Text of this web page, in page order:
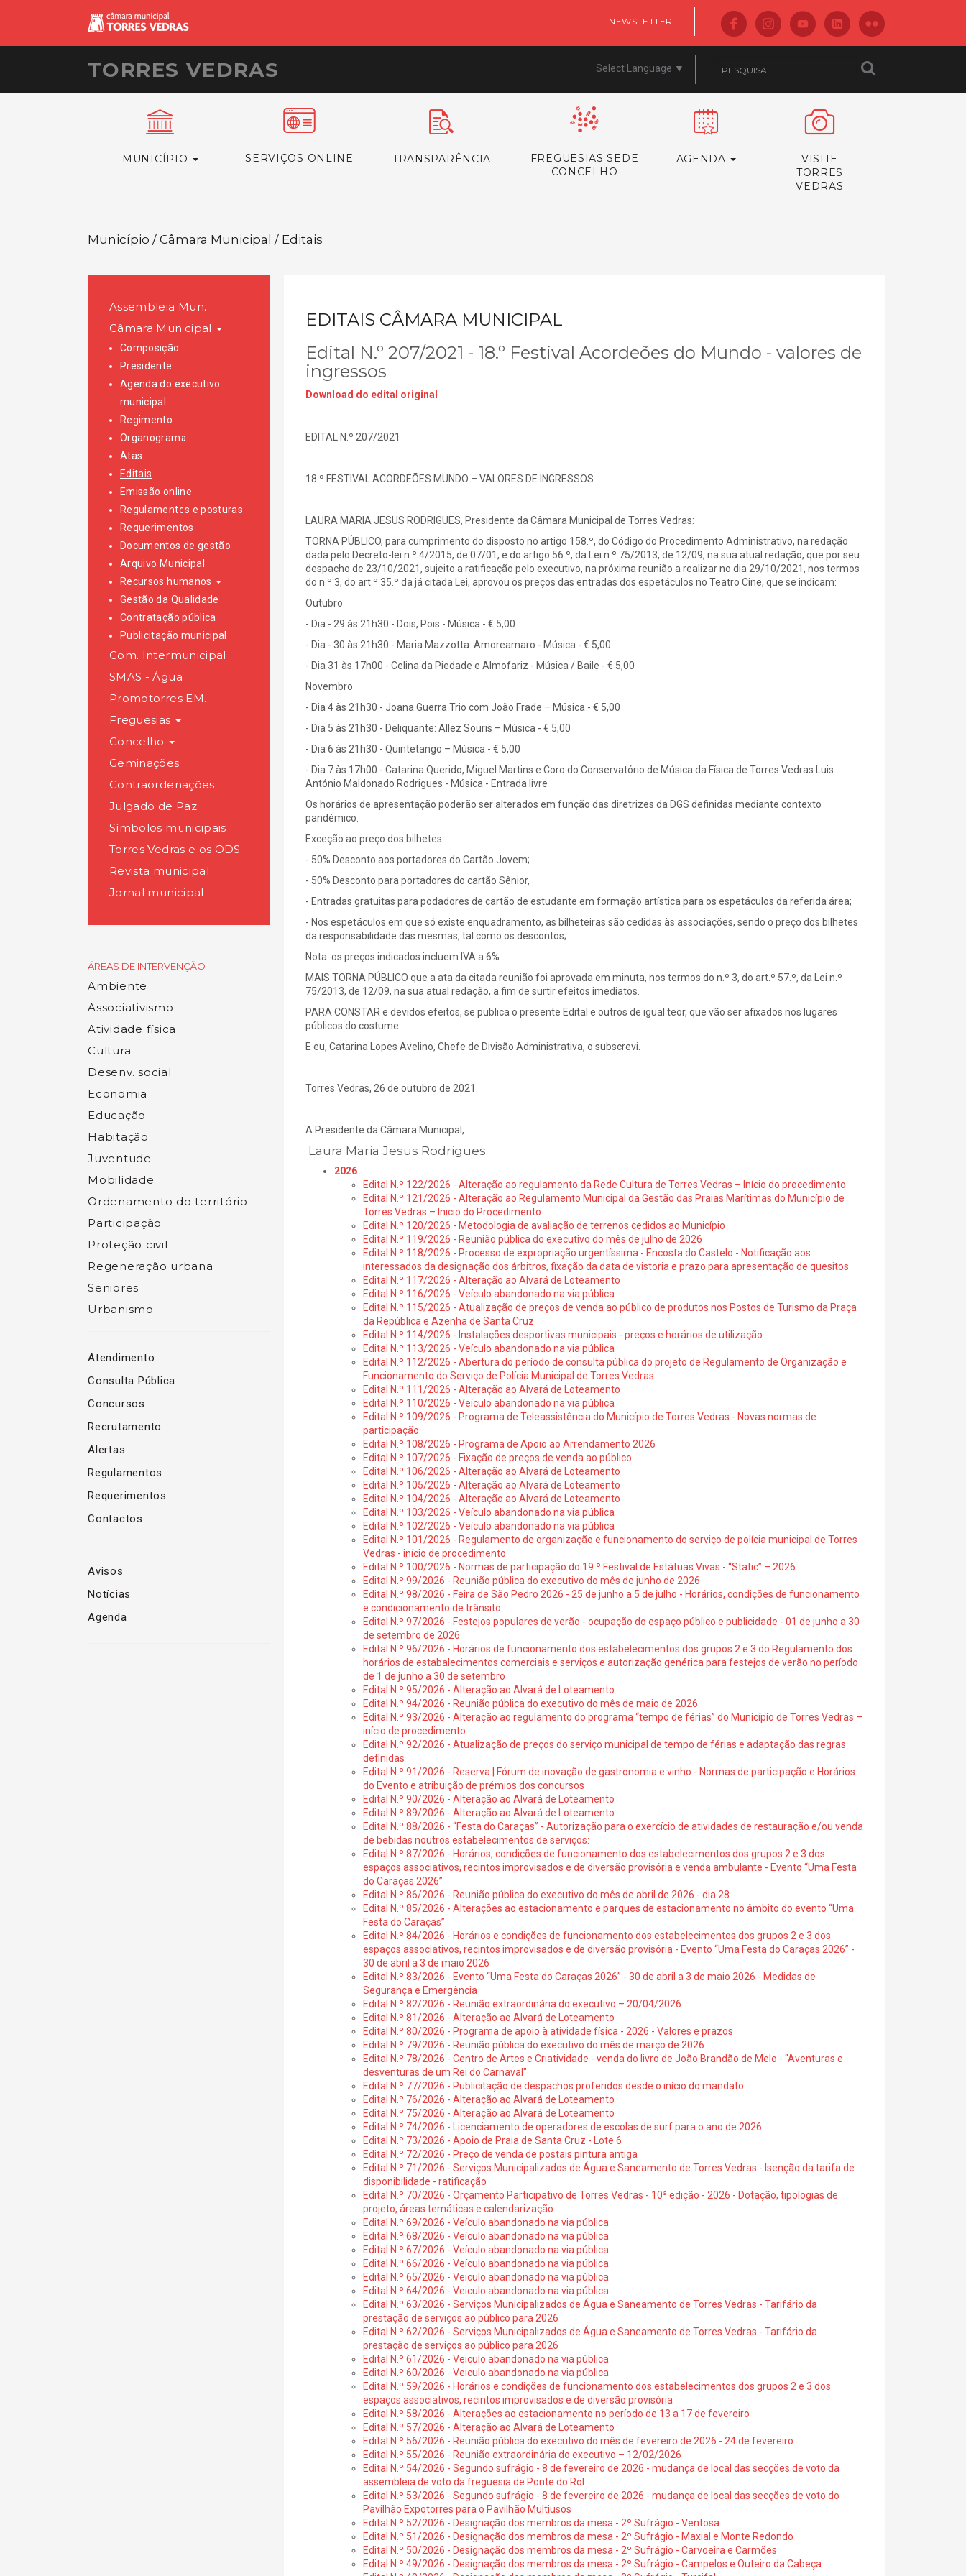
NEWSLETTER
TORRES VEDRAS Select Language ▼
MUNICÍPIO SERVIÇOS ONLINE TRANSPARÊNCIA
FREGUESIAS SEDE
CONCELHO
AGENDA
VISITE
TORRES
VEDRAS
Município / Câmara Municipal / Editais
Assembleia Mun.
Câmara Municipal
Composição
Presidente
Agenda do executivo
municipal
Regimento
Organograma
Atas
Editais
Emissão online
Regulamentos e posturas
Requerimentos
Documentos de gestão
Arquivo Municipal
Recursos humanos
Gestão da Qualidade
Contratação pública
Publicitação municipal
Com. Intermunicipal
SMAS - Água
Promotorres EM.
Freguesias
Concelho
Geminações
Contraordenações
Julgado de Paz
Símbolos municipais
Torres Vedras e os ODS
Revista municipal
Jornal municipal
ÁREAS DE INTERVENÇÃO
Ambiente
Associativismo
Atividade física
Cultura
Desenv. social
Economia
Educação
Habitação
Juventude
Mobilidade
Ordenamento do território
Participação
Proteção civil
Regeneração urbana
Seniores
Urbanismo
Atendimento
Consulta Pública
Concursos
Recrutamento
Alertas
Regulamentos
Requerimentos
Contactos
Avisos
Notícias
Agenda
EDITAIS CÂMARA MUNICIPAL
Edital N.º 207/2021 - 18.º Festival Acordeões do Mundo - valores de
ingressos
Download do edital original
EDITAL N.º 207/2021
18.º FESTIVAL ACORDEÕES MUNDO – VALORES DE INGRESSOS:
LAURA MARIA JESUS RODRIGUES, Presidente da Câmara Municipal de Torres Vedras:
TORNA PÚBLICO, para cumprimento do disposto no artigo 158.º, do Código do Procedimento Administrativo, na redação
dada pelo Decreto-lei n.º 4/2015, de 07/01, e do artigo 56.º, da Lei n.º 75/2013, de 12/09, na sua atual redação, que por seu
despacho de 23/10/2021, sujeito a ratificação pelo executivo, na próxima reunião a realizar no dia 29/10/2021, nos termos
do n.º 3, do art.º 35.º da já citada Lei, aprovou os preços das entradas dos espetáculos no Teatro Cine, que se indicam:
Outubro
- Dia - 29 às 21h30 - Dois, Pois - Música - € 5,00
- Dia - 30 às 21h30 - Maria Mazzotta: Amoreamaro - Música - € 5,00
- Dia 31 às 17h00 - Celina da Piedade e Almofariz - Música / Baile - € 5,00
Novembro
- Dia 4 às 21h30 - Joana Guerra Trio com João Frade – Música - € 5,00
- Dia 5 às 21h30 - Deliquante: Allez Souris – Música - € 5,00
- Dia 6 às 21h30 - Quintetango – Música - € 5,00
- Dia 7 às 17h00 - Catarina Querido, Miguel Martins e Coro do Conservatório de Música da Física de Torres Vedras Luis
António Maldonado Rodrigues - Música - Entrada livre
Os horários de apresentação poderão ser alterados em função das diretrizes da DGS definidas mediante contexto
pandémico.
Exceção ao preço dos bilhetes:
- 50% Desconto aos portadores do Cartão Jovem;
- 50% Desconto para portadores do cartão Sênior,
- Entradas gratuitas para podadores de cartão de estudante em formação artística para os espetáculos da referida área;
- Nos espetáculos em que só existe enquadramento, as bilheteiras são cedidas às associações, sendo o preço dos bilhetes
da responsabilidade das mesmas, tal como os descontos;
Nota: os preços indicados incluem IVA a 6%
MAIS TORNA PÚBLICO que a ata da citada reunião foi aprovada em minuta, nos termos do n.º 3, do art.º 57.º, da Lei n.º
75/2013, de 12/09, na sua atual redação, a fim de surtir efeitos imediatos.
PARA CONSTAR e devidos efeitos, se publica o presente Edital e outros de igual teor, que vão ser afixados nos lugares
públicos do costume.
E eu, Catarina Lopes Avelino, Chefe de Divisão Administrativa, o subscrevi.
Torres Vedras, 26 de outubro de 2021
A Presidente da Câmara Municipal,
Laura Maria Jesus Rodrigues
2026
Edital N.º 122/2026 - Alteração ao regulamento da Rede Cultura de Torres Vedras – Início do procedimento
Edital N.º 121/2026 - Alteração ao Regulamento Municipal da Gestão das Praias Marítimas do Município de
Torres Vedras – Inicio do Procedimento
Edital N.º 120/2026 - Metodologia de avaliação de terrenos cedidos ao Município
Edital N.º 119/2026 - Reunião pública do executivo do mês de julho de 2026
Edital N.º 118/2026 - Processo de expropriação urgentíssima - Encosta do Castelo - Notificação aos
interessados da designação dos árbitros, fixação da data de vistoria e prazo para apresentação de quesitos
Edital N.º 117/2026 - Alteração ao Alvará de Loteamento
Edital N.º 116/2026 - Veículo abandonado na via pública
Edital N.º 115/2026 - Atualização de preços de venda ao público de produtos nos Postos de Turismo da Praça
da República e Azenha de Santa Cruz
Edital N.º 114/2026 - Instalações desportivas municipais - preços e horários de utilização
Edital N.º 113/2026 - Veículo abandonado na via pública
Edital N.º 112/2026 - Abertura do período de consulta pública do projeto de Regulamento de Organização e
Funcionamento do Serviço de Polícia Municipal de Torres Vedras
Edital N.º 111/2026 - Alteração ao Alvará de Loteamento
Edital N.º 110/2026 - Veículo abandonado na via pública
Edital N.º 109/2026 - Programa de Teleassistência do Município de Torres Vedras - Novas normas de
participação
Edital N.º 108/2026 - Programa de Apoio ao Arrendamento 2026
Edital N.º 107/2026 - Fixação de preços de venda ao público
Edital N.º 106/2026 - Alteração ao Alvará de Loteamento
Edital N.º 105/2026 - Alteração ao Alvará de Loteamento
Edital N.º 104/2026 - Alteração ao Alvará de Loteamento
Edital N.º 103/2026 - Veículo abandonado na via pública
Edital N.º 102/2026 - Veículo abandonado na via pública
Edital N.º 101/2026 - Regulamento de organização e funcionamento do serviço de polícia municipal de Torres
Vedras - início de procedimento
Edital N.º 100/2026 - Normas de participação do 19.º Festival de Estátuas Vivas - “Static” – 2026
Edital N.º 99/2026 - Reunião pública do executivo do mês de junho de 2026
Edital N.º 98/2026 - Feira de São Pedro 2026 - 25 de junho a 5 de julho - Horários, condições de funcionamento
e condicionamento de trânsito
Edital N.º 97/2026 - Festejos populares de verão - ocupação do espaço público e publicidade - 01 de junho a 30
de setembro de 2026
Edital N.º 96/2026 - Horários de funcionamento dos estabelecimentos dos grupos 2 e 3 do Regulamento dos
horários de estabalecimentos comerciais e serviços e autorização genérica para festejos de verão no período
de 1 de junho a 30 de setembro
Edital N.º 95/2026 - Alteração ao Alvará de Loteamento
Edital N.º 94/2026 - Reunião pública do executivo do mês de maio de 2026
Edital N.º 93/2026 - Alteração ao regulamento do programa “tempo de férias” do Município de Torres Vedras –
início de procedimento
Edital N.º 92/2026 - Atualização de preços do serviço municipal de tempo de férias e adaptação das regras
definidas
Edital N.º 91/2026 - Reserva | Fórum de inovação de gastronomia e vinho - Normas de participação e Horários
do Evento e atribuição de prémios dos concursos
Edital N.º 90/2026 - Alteração ao Alvará de Loteamento
Edital N.º 89/2026 - Alteração ao Alvará de Loteamento
Edital N.º 88/2026 - “Festa do Caraças” - Autorização para o exercício de atividades de restauração e/ou venda
de bebidas noutros estabelecimentos de serviços:
Edital N.º 87/2026 - Horários, condições de funcionamento dos estabelecimentos dos grupos 2 e 3 dos
espaços associativos, recintos improvisados e de diversão provisória e venda ambulante - Evento “Uma Festa
do Caraças 2026”
Edital N.º 86/2026 - Reunião pública do executivo do mês de abril de 2026 - dia 28
Edital N.º 85/2026 - Alterações ao estacionamento e parques de estacionamento no âmbito do evento “Uma
Festa do Caraças”
Edital N.º 84/2026 - Horários e condições de funcionamento dos estabelecimentos dos grupos 2 e 3 dos
espaços associativos, recintos improvisados e de diversão provisória - Evento “Uma Festa do Caraças 2026” -
30 de abril a 3 de maio 2026
Edital N.º 83/2026 - Evento “Uma Festa do Caraças 2026” - 30 de abril a 3 de maio 2026 - Medidas de
Segurança e Emergência
Edital N.º 82/2026 - Reunião extraordinária do executivo – 20/04/2026
Edital N.º 81/2026 - Alteração ao Alvará de Loteamento
Edital N.º 80/2026 - Programa de apoio à atividade física - 2026 - Valores e prazos
Edital N.º 79/2026 - Reunião pública do executivo do mês de março de 2026
Edital N.º 78/2026 - Centro de Artes e Criatividade - venda do livro de João Brandão de Melo - "Aventuras e
desventuras de um Rei do Carnaval"
Edital N.º 77/2026 - Publicitação de despachos proferidos desde o início do mandato
Edital N.º 76/2026 - Alteração ao Alvará de Loteamento
Edital N.º 75/2026 - Alteração ao Alvará de Loteamento
Edital N.º 74/2026 - Licenciamento de operadores de escolas de surf para o ano de 2026
Edital N.º 73/2026 - Apoio de Praia de Santa Cruz - Lote 6
Edital N.º 72/2026 - Preço de venda de postais pintura antiga
Edital N.º 71/2026 - Serviços Municipalizados de Água e Saneamento de Torres Vedras - Isenção da tarifa de
disponibilidade - ratificação
Edital N.º 70/2026 - Orçamento Participativo de Torres Vedras - 10ª edição - 2026 - Dotação, tipologias de
projeto, áreas temáticas e calendarização
Edital N.º 69/2026 - Veículo abandonado na via pública
Edital N.º 68/2026 - Veículo abandonado na via pública
Edital N.º 67/2026 - Veículo abandonado na via pública
Edital N.º 66/2026 - Veículo abandonado na via pública
Edital N.º 65/2026 - Veiculo abandonado na via pública
Edital N.º 64/2026 - Veiculo abandonado na via pública
Edital N.º 63/2026 - Serviços Municipalizados de Água e Saneamento de Torres Vedras - Tarifário da
prestação de serviços ao público para 2026
Edital N.º 62/2026 - Serviços Municipalizados de Água e Saneamento de Torres Vedras - Tarifário da
prestação de serviços ao público para 2026
Edital N.º 61/2026 - Veiculo abandonado na via pública
Edital N.º 60/2026 - Veiculo abandonado na via pública
Edital N.º 59/2026 - Horários e condições de funcionamento dos estabelecimentos dos grupos 2 e 3 dos
espaços associativos, recintos improvisados e de diversão provisória
Edital N.º 58/2026 - Alterações ao estacionamento no período de 13 a 17 de fevereiro
Edital N.º 57/2026 - Alteração ao Alvará de Loteamento
Edital N.º 56/2026 - Reunião pública do executivo do mês de fevereiro de 2026 - 24 de fevereiro
Edital N.º 55/2026 - Reunião extraordinária do executivo – 12/02/2026
Edital N.º 54/2026 - Segundo sufrágio - 8 de fevereiro de 2026 - mudança de local das secções de voto da
assembleia de voto da freguesia de Ponte do Rol
Edital N.º 53/2026 - Segundo sufrágio - 8 de fevereiro de 2026 - mudança de local das secções de voto do
Pavilhão Expotorres para o Pavilhão Multiusos
Edital N.º 52/2026 - Designação dos membros da mesa - 2º Sufrágio - Ventosa
Edital N.º 51/2026 - Designação dos membros da mesa - 2º Sufrágio - Maxial e Monte Redondo
Edital N.º 50/2026 - Designação dos membros da mesa - 2º Sufrágio - Carvoeira e Carmões
Edital N.º 49/2026 - Designação dos membros da mesa - 2º Sufrágio - Campelos e Outeiro da Cabeça